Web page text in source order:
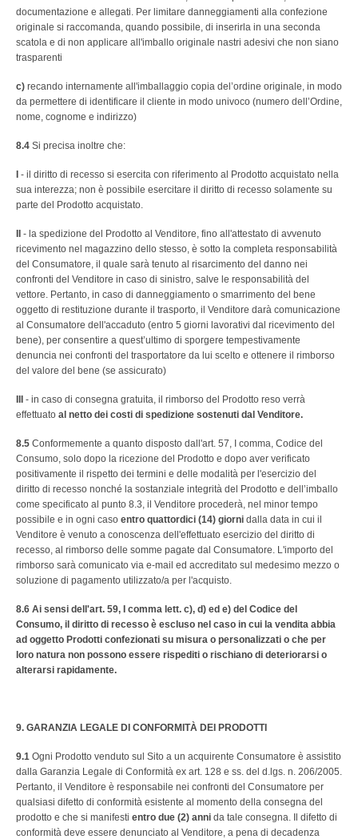
documentazione e allegati. Per limitare danneggiamenti alla confezione
originale si raccomanda, quando possibile, di inserirla in una seconda
scatola e di non applicare all'imballo originale nastri adesivi che non siano
trasparenti
c) recando internamente all'imballaggio copia del’ordine originale, in modo
da permettere di identificare il cliente in modo univoco (numero dell’Ordine,
nome, cognome e indirizzo)
8.4 Si precisa inoltre che:
- il diritto di recesso si esercita con riferimento al Prodotto acquistato nella
sua interezza; non è possibile esercitare il diritto di recesso solamente su
parte del Prodotto acquistato.
- la spedizione del Prodotto al Venditore, fino all'attestato di avvenuto
ricevimento nel magazzino dello stesso, è sotto la completa responsabilità
del Consumatore, il quale sarà tenuto al risarcimento del danno nei
confronti del Venditore in caso di sinistro, salve le responsabilità del
vettore. Pertanto, in caso di danneggiamento o smarrimento del bene
oggetto di restituzione durante il trasporto, il Venditore darà comunicazione
al Consumatore dell'accaduto (entro 5 giorni lavorativi dal ricevimento del
bene), per consentire a quest’ultimo di sporgere tempestivamente
denuncia nei confronti del trasportatore da lui scelto e ottenere il rimborso
del valore del bene (se assicurato)
- in caso di consegna gratuita, il rimborso del Prodotto reso verrà
effettuato al netto dei costi di spedizione sostenuti dal Venditore.
8.5 Conformemente a quanto disposto dall'art. 57, I comma, Codice del
Consumo, solo dopo la ricezione del Prodotto e dopo aver verificato
positivamente il rispetto dei termini e delle modalità per l'esercizio del
diritto di recesso nonché la sostanziale integrità del Prodotto e dell’imballo
come specificato al punto 8.3, il Venditore procederà, nel minor tempo
possibile e in ogni caso entro quattordici (14) giorni dalla data in cui il
Venditore è venuto a conoscenza dell'effettuato esercizio del diritto di
recesso, al rimborso delle somme pagate dal Consumatore. L'importo del
rimborso sarà comunicato via e-mail ed accreditato sul medesimo mezzo o
soluzione di pagamento utilizzato/a per l'acquisto.
8.6 Ai sensi dell'art. 59, I comma lett. c), d) ed e) del Codice del
Consumo, il diritto di recesso è escluso nel caso in cui la vendita abbia
ad oggetto Prodotti confezionati su misura o personalizzati o che per
loro natura non possono essere rispediti o rischiano di deteriorarsi o
alterarsi rapidamente.
9. GARANZIA LEGALE DI CONFORMITÀ DEI PRODOTTI
9.1 Ogni Prodotto venduto sul Sito a un acquirente Consumatore è assistito
dalla Garanzia Legale di Conformità ex art. 128 e ss. del d.lgs. n. 206/2005.
Pertanto, il Venditore è responsabile nei confronti del Consumatore per
qualsiasi difetto di conformità esistente al momento della consegna del
prodotto e che si manifesti entro due (2) anni da tale consegna. Il difetto di
conformità deve essere denunciato al Venditore, a pena di decadenza